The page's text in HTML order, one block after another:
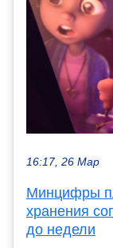
16:17, 26 Мар
Минцифры
хранения
до недели